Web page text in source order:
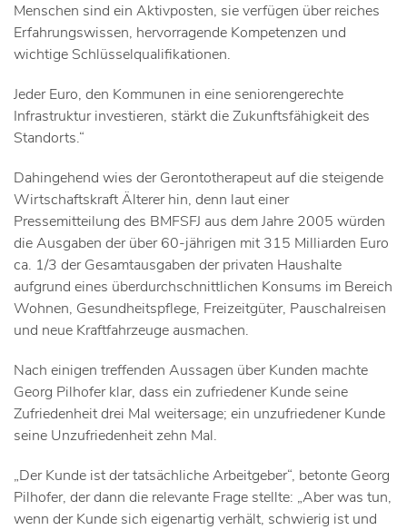
Menschen sind ein Aktivposten, sie verfügen über reiches
Erfahrungswissen, hervorragende Kompetenzen und
wichtige Schlüsselqualifikationen.
Jeder Euro, den Kommunen in eine seniorengerechte
Infrastruktur investieren, stärkt die Zukunftsfähigkeit des
Standorts.“
Dahingehend wies der Gerontotherapeut auf die steigende
Wirtschaftskraft Älterer hin, denn laut einer
Pressemitteilung des BMFSFJ aus dem Jahre 2005 würden
die Ausgaben der über 60-jährigen mit 315 Milliarden Euro
ca. 1/3 der Gesamtausgaben der privaten Haushalte
aufgrund eines überdurchschnittlichen Konsums im Bereich
Wohnen, Gesundheitspflege, Freizeitgüter, Pauschalreisen
und neue Kraftfahrzeuge ausmachen.
Nach einigen treffenden Aussagen über Kunden machte
Georg Pilhofer klar, dass ein zufriedener Kunde seine
Zufriedenheit drei Mal weitersage; ein unzufriedener Kunde
seine Unzufriedenheit zehn Mal.
„Der Kunde ist der tatsächliche Arbeitgeber“, betonte Georg
Pilhofer, der dann die relevante Frage stellte: „Aber was tun,
wenn der Kunde sich eigenartig verhält, schwierig ist und